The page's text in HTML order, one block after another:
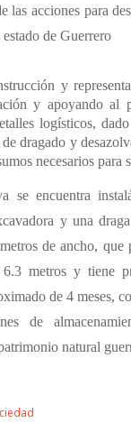
las acciones para
de Guerrero
y
y apoyando al
logísticos,
dragado y
necesarios para
se encuentra
y una
de ancho, que
metros y tiene
de 4 meses,
de
natural